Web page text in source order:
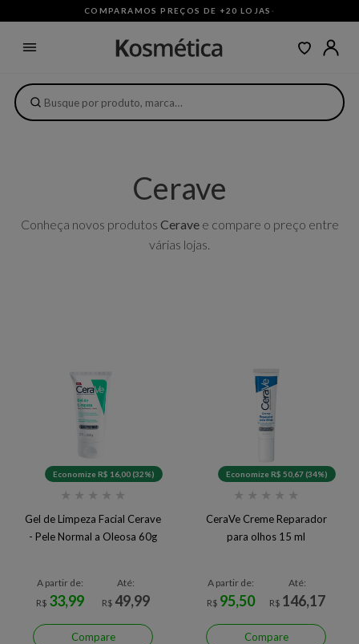
COMPARAMOS PREÇOS DE +20 LOJAS ·
Cerave
Conheça novos produtos Ceravee compare o preço entre
várias lojas.
Economize R$ 16,00 (32%)
★ ★ ★ ★ ★
Gel de Limpeza Facial Cerave
- Pele Normal a Oleosa 60g
A partir de:
R$ 33,99
Até:
R$ 49,99
Compare
Economize R$ 50,67 (34%)
★ ★ ★ ★ ★
CeraVe Creme Reparador
para olhos 15 ml
A partir de:
R$ 95,50
Até:
R$ 146,17
Compare